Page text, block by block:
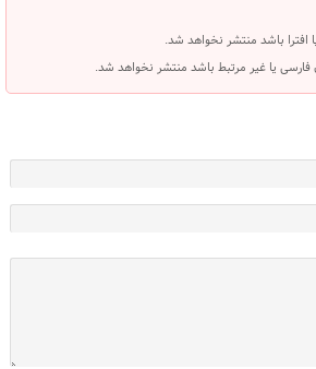
افترا باشد منتشر نخواهد شد.
فارسی یا غیر مرتبط باشد منتشر نخواهد شد.